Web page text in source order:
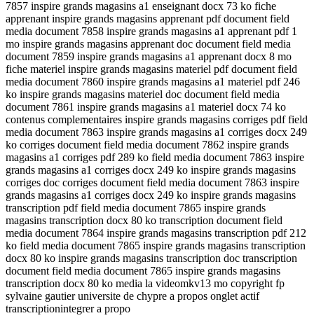
7857 inspire grands magasins a1 enseignant docx 73 ko fiche
apprenant inspire grands magasins apprenant pdf document field
media document 7858 inspire grands magasins a1 apprenant pdf 1
mo inspire grands magasins apprenant doc document field media
document 7859 inspire grands magasins a1 apprenant docx 8 mo
fiche materiel inspire grands magasins materiel pdf document field
media document 7860 inspire grands magasins a1 materiel pdf 246
ko inspire grands magasins materiel doc document field media
document 7861 inspire grands magasins a1 materiel docx 74 ko
contenus complementaires inspire grands magasins corriges pdf field
media document 7863 inspire grands magasins a1 corriges docx 249
ko corriges document field media document 7862 inspire grands
magasins a1 corriges pdf 289 ko field media document 7863 inspire
grands magasins a1 corriges docx 249 ko inspire grands magasins
corriges doc corriges document field media document 7863 inspire
grands magasins a1 corriges docx 249 ko inspire grands magasins
transcription pdf field media document 7865 inspire grands
magasins transcription docx 80 ko transcription document field
media document 7864 inspire grands magasins transcription pdf 212
ko field media document 7865 inspire grands magasins transcription
docx 80 ko inspire grands magasins transcription doc transcription
document field media document 7865 inspire grands magasins
transcription docx 80 ko media la videomkv13 mo copyright fp
sylvaine gautier universite de chypre a propos onglet actif
transcriptionintegrer a propo